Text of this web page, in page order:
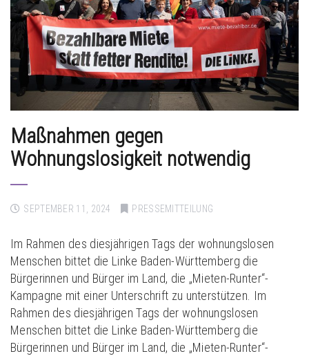
Maßnahmen gegen
Wohnungslosigkeit notwendig
SEPTEMBER 11, 2024 PRESSEMITTEILUNG
Im Rahmen des diesjährigen Tags der wohnungslosen
Menschen bittet die Linke Baden-Württemberg die
Bürgerinnen und Bürger im Land, die „Mieten-Runter“-
Kampagne mit einer Unterschrift zu unterstützen. Im
Rahmen des diesjährigen Tags der wohnungslosen
Menschen bittet die Linke Baden-Württemberg die
Bürgerinnen und Bürger im Land, die „Mieten-Runter“-